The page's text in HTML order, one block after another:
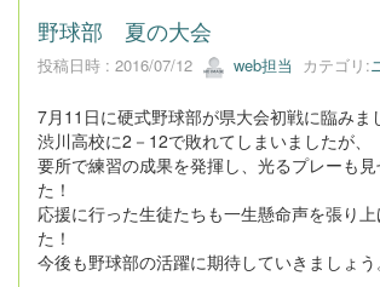
野球部 夏の大会
投稿日時 : 2016/07/12 web担当 カテゴリ:
7月11日に硬式野球部が県大会初戦に臨みま
渋川高校に2－12で敗れてしまいましたが、
要所で練習の成果を発揮し、光るプレーも
た！
応援に行った生徒たちも一生懸命声を張り
た！
今後も野球部の活躍に期待していきましょう。